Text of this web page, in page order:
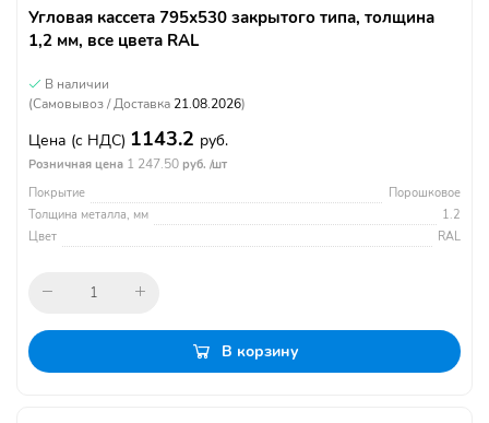
Угловая кассета 795х530 закрытого типа, толщина
1,2 мм, все цвета RAL
В наличии
(Самовывоз / Доставка 21.08.2026)
Цена (с НДС) 1143.2 руб.
Розничная цена 1 247.50 руб. /шт
Покрытие
Порошковое
Толщина металла, мм
1.2
Цвет
RAL
В корзину